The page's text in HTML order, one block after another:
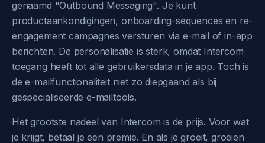
genaamd "Outbound Messaging". Je kunt
productaankondigingen, onboarding-sequences en re-
engagement campagnes versturen via e-mail of in-app
berichten. De personalisatie is sterk, omdat Intercom
toegang heeft tot alle gebruikersdata in je app. Toch is
de e-mailfunctionaliteit niet zo diepgaand als bij
gespecialiseerde e-mailtools.
Het grootste nadeel van Intercom is de prijs. Voor wat
je krijgt, betaal je een premie. En als je groeit, groeien